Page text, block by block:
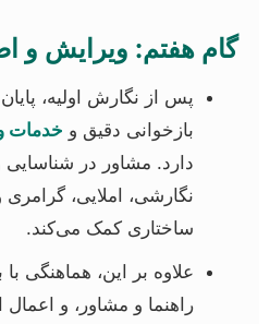
گام هفتم: ویرایش و
پس از نگارش اولیه، پایان
بازخوانی دقیق و خدمات
دارد. مشاور در شناسایی
نگارشی، املایی،
ساختاری کمک می‌کند.
علاوه بر این، هماهنگی با
راهنما و مشاور، و اعمال